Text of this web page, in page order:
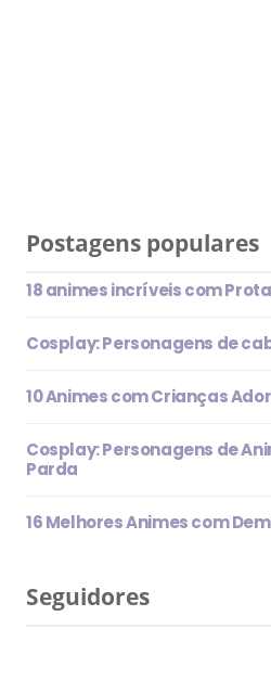
Postagens populares
18 animes incríveis com
Cosplay: Personagens de
10 Animes com Crianças
Cosplay: Personagens de
Parda
16 Melhores Animes com
Seguidores